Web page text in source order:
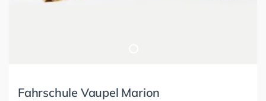
Fahrschule Vaupel Marion